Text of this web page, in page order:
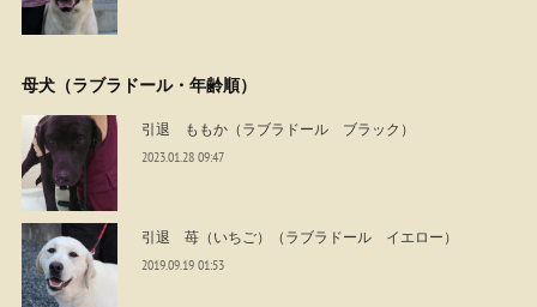
母犬（ラブラドール・年齢順）
引退 ももか（ラブラドール ブラック）
2023.01.28 09:47
引退 苺（いちご）（ラブラドール イエロー）
2019.09.19 01:53